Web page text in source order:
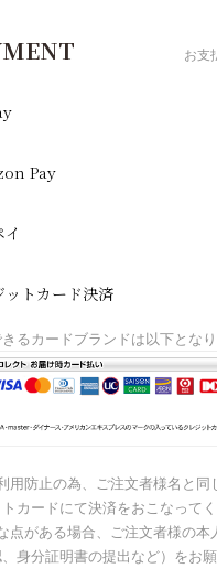
お支
Pay
ットカード決済
るカードブランドは以下となり
用防止の為、ご注文者様名と同
カードにて決済をおこなってく
点がある場合、ご注文者様の本
身分証明書の提出など）をお